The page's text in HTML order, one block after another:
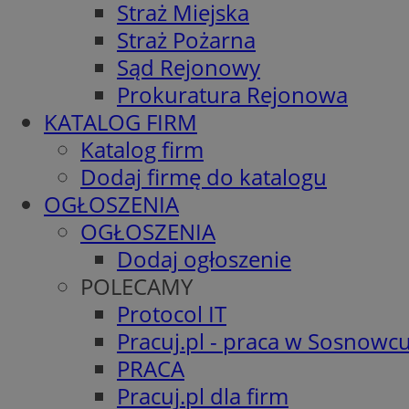
Straż Miejska
Straż Pożarna
Sąd Rejonowy
Prokuratura Rejonowa
KATALOG FIRM
Katalog firm
Dodaj firmę do katalogu
OGŁOSZENIA
OGŁOSZENIA
Dodaj ogłoszenie
POLECAMY
Protocol IT
Pracuj.pl - praca w
PRACA
Pracuj.pl dla firm